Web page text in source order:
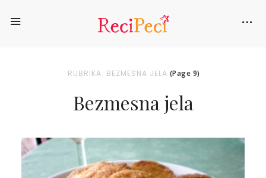
RUBRIKA: BEZMESNA JELA (Page 9)
Bezmesna jela